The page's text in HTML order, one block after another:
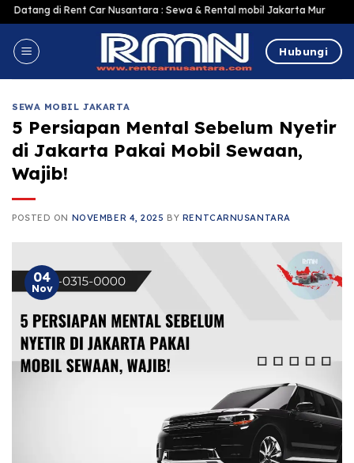
Skip
to
content
Car Nusantara : Sewa & Rental mobil Jakarta Murah Harga
Hubungi
SEWA MOBIL JAKARTA
5 Persiapan Mental Sebelum Nyetir
di Jakarta Pakai Mobil Sewaan,
Wajib!
POSTED ON NOVEMBER 4, 2025 BY RENTCARNUSANTARA
04
Nov